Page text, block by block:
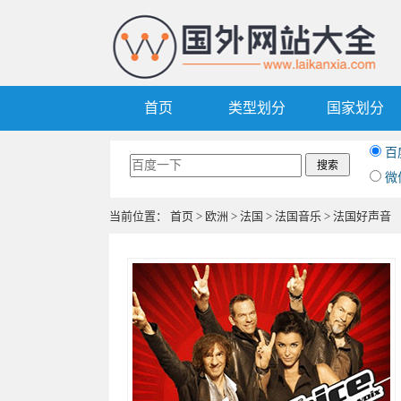
首页 类型划分 国家划分
百
微
当前位置： 首页 > 欧洲 > 法国 > 法国音乐 > 法国好声音